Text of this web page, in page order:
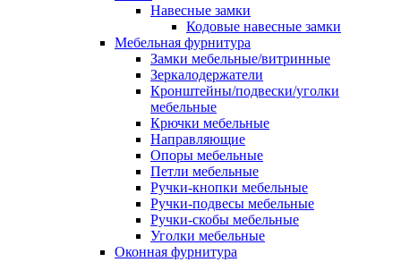
Навесные замки
Кодовые навесные замки
Мебельная фурнитура
Замки мебельные/витринные
Зеркалодержатели
Кронштейны/подвески/уголки
мебельные
Крючки мебельные
Направляющие
Опоры мебельные
Петли мебельные
Ручки-кнопки мебельные
Ручки-подвесы мебельные
Ручки-скобы мебельные
Уголки мебельные
Оконная фурнитура